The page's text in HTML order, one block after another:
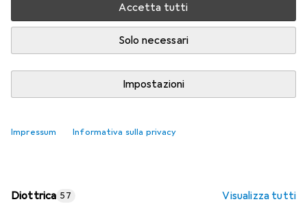
Accetta tutti
Solo necessari
Impostazioni
Impressum Informativa sulla privacy
Consegna tra lun, 17/8 e mer, 19/8
Più di 10 pezzi in stock presso il fornitore
Aggiungi al carrello
Diottrica 57 Visualizza tutti